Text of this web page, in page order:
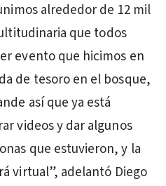
alrededor de 12 mil
que todos
evento que hicimos en
de tesoro en el bosque,
así que ya está
videos y dar algunos
que estuvieron, y la
virtual”, adelantó Diego